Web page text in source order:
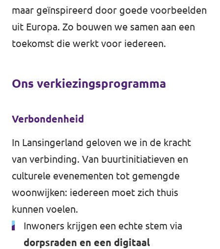
maar geïnspireerd door goede voorbeelden
uit Europa. Zo bouwen we samen aan een
toekomst die werkt voor iedereen.
Ons verkiezingsprogramma
Verbondenheid
In Lansingerland geloven we in de kracht
van verbinding. Van buurtinitiatieven en
culturele evenementen tot gemengde
woonwijken: iedereen moet zich thuis
kunnen voelen.
Inwoners krijgen een echte stem via
dorpsraden en een digitaal